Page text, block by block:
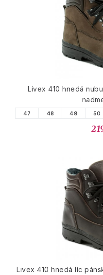
Livex 410 hnedá
47 48 49 50
Livex 410 hnedá líc